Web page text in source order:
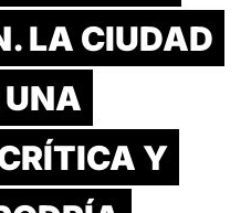
LA CIUDAD
UNA
Y